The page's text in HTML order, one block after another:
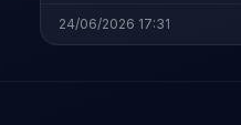
24/06/2026 17:31